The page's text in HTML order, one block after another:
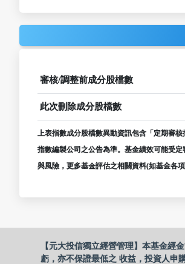
審核/調整前成分股檔數
此次刪除成分股檔數
上表指數成分股檔數異動資訊包含「定期審
指數編製公司之公告為準。基金績效可能受
與風險，更多基金評估之相關資料(如基金各
【元大投信獨立經營管理】本基金經
虧，亦不保證最低之 收益，投資人申